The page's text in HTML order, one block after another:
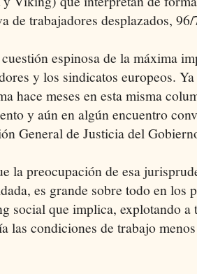
de trabajadores desplazados,
espinosa de la máxima
y los sindicatos europeos.
hace meses en esta misma
y aún en algún encuentro
General de Justicia del
la preocupación de esa
es grande sobre todo en los
social que implica, explotando a
las condiciones de trabajo